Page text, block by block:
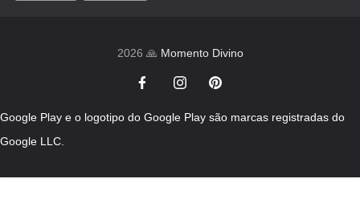
2026 🙏 Momento Divino
Google Play e o logotipo do Google Play são marcas registradas do
Google LLC.